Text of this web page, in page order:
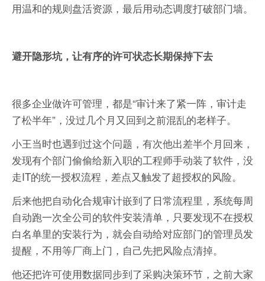
用温和的规则盘活资源，最后用动态调度打破部门墙。
避开隐形坑，让有序的许可状态长期保持下去
很多企业做许可管理，都是“审计来了紧一阵，审计走
了松半年”，没过几个月又回到之前混乱的老样子。
小王当时也遇到过这个问题，有次他出差半个月回来，
发现有个部门偷偷给新入职的工程师手动装了软件，没
走IT的统一授权流程，差点又触发了超授权的风险。
后来他把自动化合规审计嵌到了日常流程里，系统每周
自动跑一次全公司的软件安装清单，只要发现不在授权
白名单里的安装行为，就会自动给对应部门的管理员发
提醒，不用等厂商上门，自己先把风险点清掉。
他还把许可使用数据同步到了采购决策环节，之前大家